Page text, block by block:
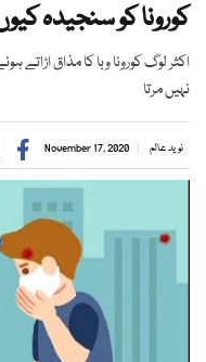
کورونا کو سنجیدہ
اکثر لوگ کورونا وبا کا مذاق
نہیں مرتا
نوید عالم November 17, 2020